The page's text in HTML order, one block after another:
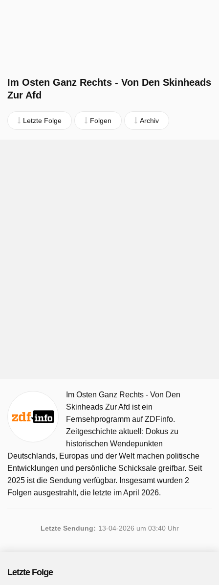
Im Osten Ganz Rechts - Von Den Skinheads
Zur Afd
Letzte Folge Folgen Archiv
Im Osten Ganz Rechts - Von Den
Skinheads Zur Afd ist ein
Fernsehprogramm auf ZDFinfo.
Zeitgeschichte aktuell: Dokus zu
historischen Wendepunkten
Deutschlands, Europas und der Welt machen politische
Entwicklungen und persönliche Schicksale greifbar. Seit
2025 ist die Sendung verfügbar. Insgesamt wurden 2
Folgen ausgestrahlt, die letzte im April 2026.
Letzte Sendung: 13-04-2026 um 03:40 Uhr
Letzte Folge